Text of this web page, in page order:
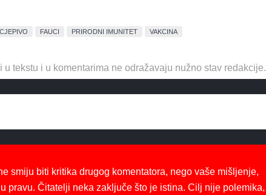
CJEPIVO FAUCI PRIRODNI IMUNITET VAKCINA
u tekstu i u komentarima ne odražavaju nužno stav redakcije.
smiju biti kritika drugog komentatora, nego vaše mišljenje,
pravu. Čitatelji neka zaključe što je istina. Cilj nije polemika,